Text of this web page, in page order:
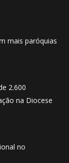
mais paróquias
2.600
na Diocese
no